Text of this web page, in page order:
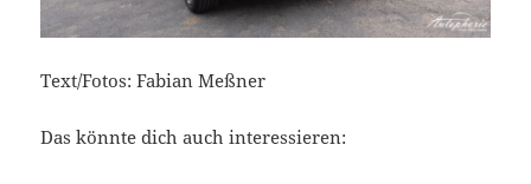
Text/Fotos: Fabian Meßner
Das könnte dich auch interessieren: